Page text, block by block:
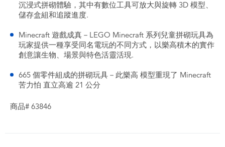
沉浸式拼砌體驗，其中有數位工具可放大與旋轉 3D 模型、
儲存盒組和追蹤進度.
Minecraft 遊戲成真－LEGO Minecraft 系列兒童拼砌玩具為
玩家提供一種享受同名電玩的不同方式，以樂高積木的實作
創意讓生物、場景與特色活靈活現.
665 個零件組成的拼砌玩具－此樂高 模型重現了 Minecraft
苦力怕 直立高逾 21 公分
商品# 63846